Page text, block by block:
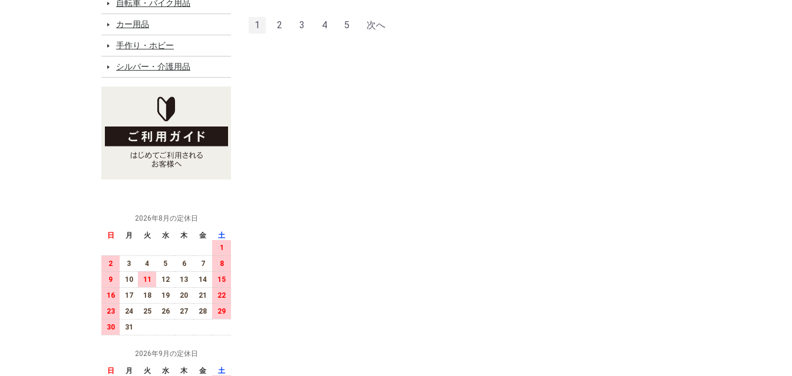
自転車・バイク用品
カー用品
手作り・ホビー
シルバー・介護用品
2026年8月の定休日
日 月 火 水 木 金
土
1
2
3 4 5 6 7
8
9
10 11 12 13 14
15
16
17 18 19 20 21
22
23
24 25 26 27 28
29
30
31
2026年9月の定休日
日 月 火 水 木 金 土
1 2 3 4 5 次へ